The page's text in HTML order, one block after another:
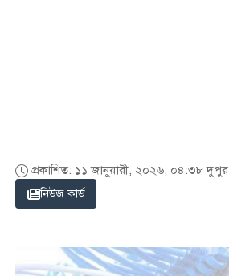
প্রকাশিত: ১১ জানুয়ারী, ২০২৬, ০৪:৩৮ দুপুর
নিউজ কার্ড